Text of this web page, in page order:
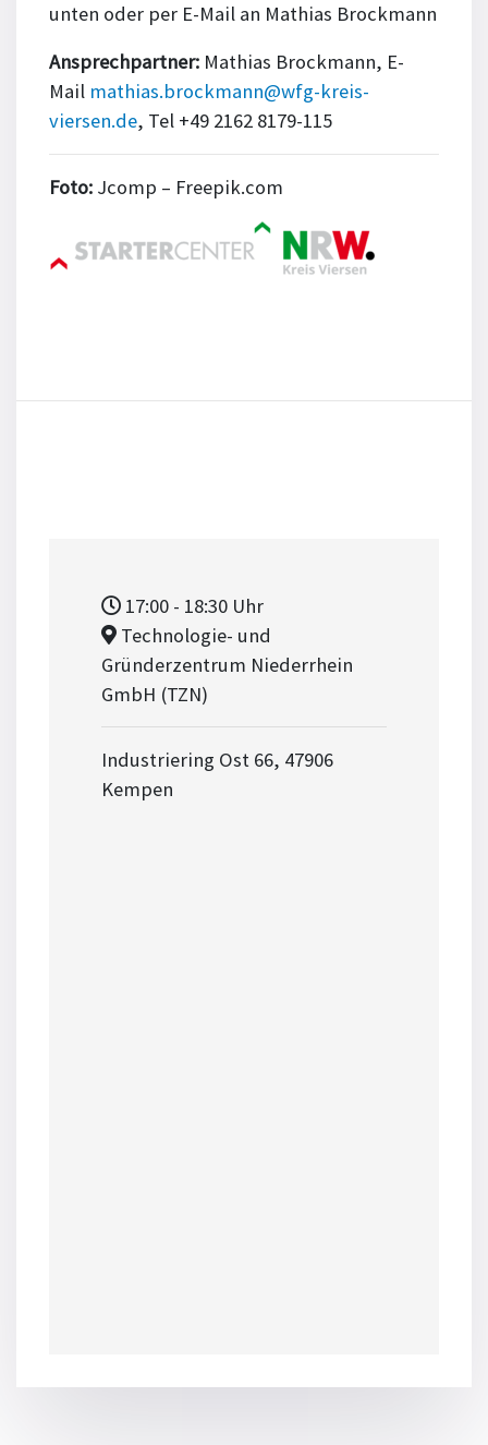
unten oder per E-Mail an Mathias Brockmann
Ansprechpartner: Mathias Brockmann, E-
Mail mathias.brockmann@wfg-kreis-
viersen.de, Tel +49 2162 8179-115
Foto: Jcomp – Freepik.com
17:00 - 18:30 Uhr
Technologie- und
Gründerzentrum Niederrhein
GmbH (TZN)
Industriering Ost 66, 47906
Kempen